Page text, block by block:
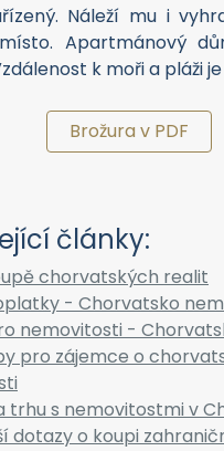
Náleží mu i
Apartmánový
k moři a pláži je
Brožura v PDF
články:
chorvatských realit
- Chorvatsko
nemovitosti -
pro zájemce o
trhu s nemovitostmi v
dotazy o koupi